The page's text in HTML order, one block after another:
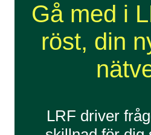
Gå med i
röst, din
LRF driver